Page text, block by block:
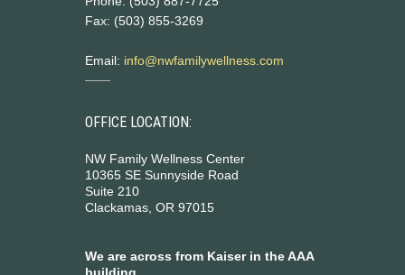
Fax: (503) 855-3269
Email: info@nwfamilywellness.com
OFFICE LOCATION:
NW Family Wellness Center
10365 SE Sunnyside Road
Suite 210
Clackamas, OR 97015
We are across from Kaiser in the AAA